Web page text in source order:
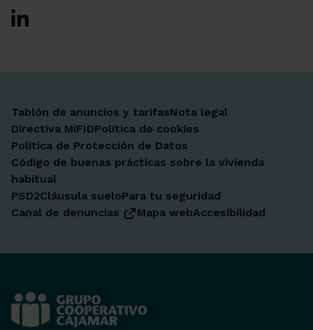
Ir a Facebook
Ir a X-twitter
Ir a Instagram
Ir a Linkedin
Ir a Youtube
Ir a Blogger
Ir a Vimeo
Tablón de anuncios y tarifasNota legal
Directiva MiFIDPolítica de cookies
Política de Protección de Datos
Código de buenas prácticas sobre la vivienda
habitual
PSD2Cláusula sueloPara tu seguridad
Canal de denuncias
Mapa webAccesibilidad